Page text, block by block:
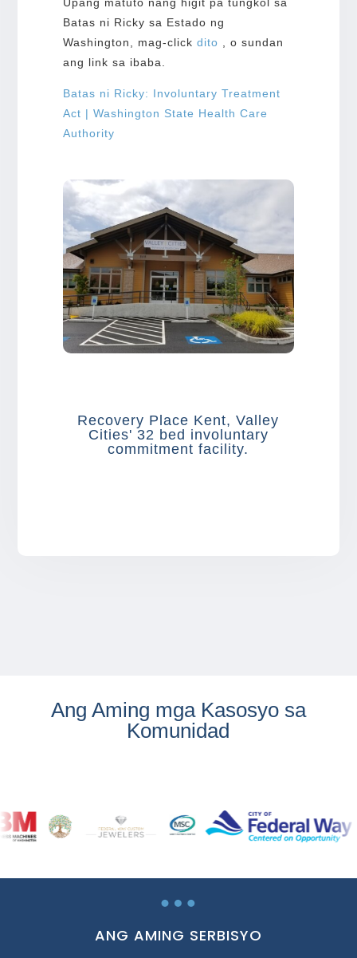
Batas ni Ricky sa Estado ng
Washington, mag-click dito , o sundan
ang link sa ibaba.
Batas ni Ricky: Involuntary Treatment
Act | Washington State Health Care
Authority
Recovery Place Kent, Valley
Cities' 32 bed involuntary
commitment facility.
Ang Aming mga Kasosyo sa
Komunidad
…
ANG AMING SERBISYO